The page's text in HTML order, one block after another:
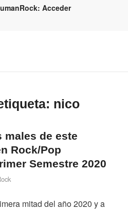
Acceder
nico
males de este
Rock/Pop
Semestre 2020
mitad del año 2020 y a